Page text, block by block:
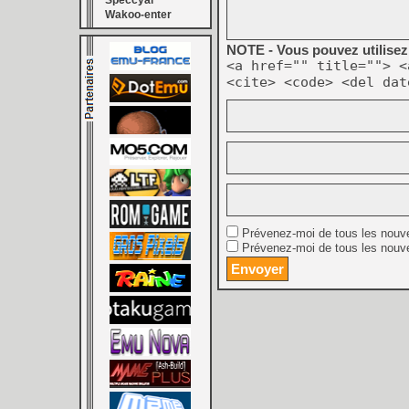
Wakoo-enter
NOTE - Vous pouvez
<a href="" title="">
<cite> <code> <del
Prévenez-moi de tous les
Prévenez-moi de tous les